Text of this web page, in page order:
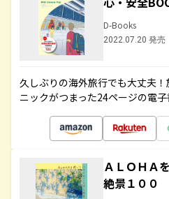
D-Books
2022.07.20 発売
久しぶりの海外旅行でも大丈夫
ニックがつまった24ページの電
ＡＬＯＨＡ
絶景１００